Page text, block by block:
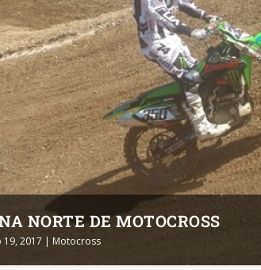
NORTE DE MOTOCROSS
19, 2017 | Motocross